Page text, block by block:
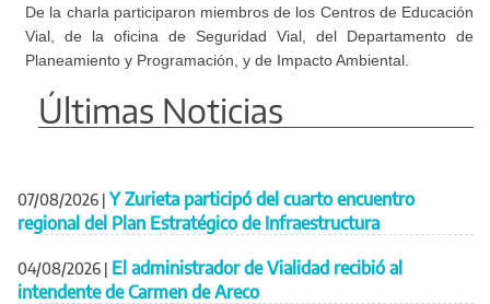
De la charla participaron miembros de los Centros de Educación
Vial, de la oficina de Seguridad Vial, del Departamento de
Planeamiento y Programación, y de Impacto Ambiental.
Últimas Noticias
07/08/2026 | Y Zurieta participó del cuarto encuentro
regional del Plan Estratégico de Infraestructura
04/08/2026 | El administrador de Vialidad recibió al
intendente de Carmen de Areco